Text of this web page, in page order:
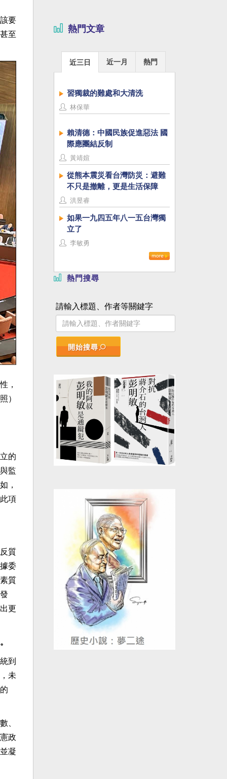
要
至
，
）
的
監
，
項
質
委
質
更
到
未
、
政
凝
熱門文章
近三日 近一月 熱門
習獨裁的難處和大清洗
林保華
賴清德：中國民族促進惡法 國
際應團結反制
黃靖媗
從熊本震災看台灣防災：避難
不只是撤離，更是生活保障
洪昱睿
如果一九四五年八一五台灣獨
立了
李敏勇
熱門搜尋
請輸入標題、作者等關鍵字
開始搜尋